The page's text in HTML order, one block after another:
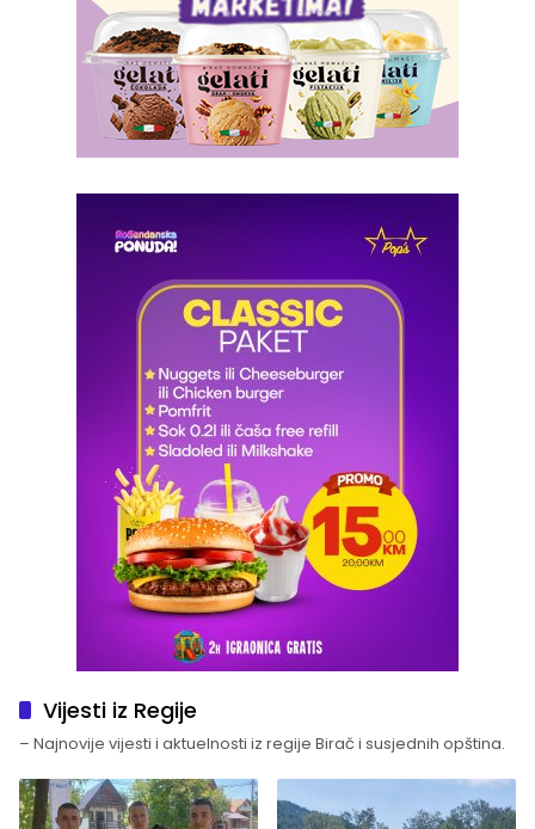
Vijesti iz Regije
– Najnovije vijesti i aktuelnosti iz regije Birač i susjednih opština.